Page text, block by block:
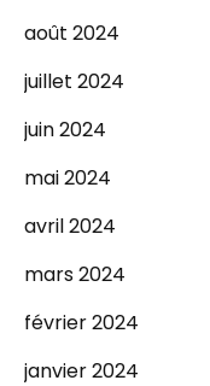
août 2024
juillet 2024
juin 2024
mai 2024
avril 2024
mars 2024
février 2024
janvier 2024